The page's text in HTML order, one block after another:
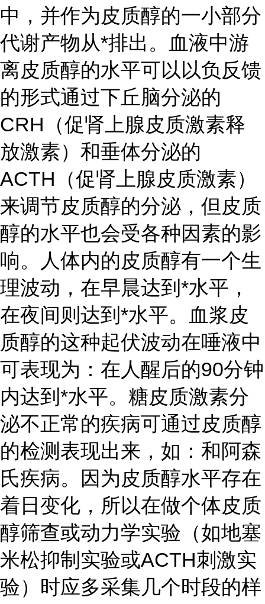
中，并作为皮质醇的一小部分
代谢产物从*排出。血液中游
离皮质醇的水平可以以负反馈
的形式通过下丘脑分泌的
CRH（促肾上腺皮质激素释
放激素）和垂体分泌的
ACTH（促肾上腺皮质激素）
来调节皮质醇的分泌，但皮质
醇的水平也会受各种因素的影
响。人体内的皮质醇有一个生
理波动，在早晨达到*水平，
在夜间则达到*水平。血浆皮
质醇的这种起伏波动在唾液中
可表现为：在人醒后的90分钟
内达到*水平。糖皮质激素分
泌不正常的疾病可通过皮质醇
的检测表现出来，如：和阿森
氏疾病。因为皮质醇水平存在
着日变化，所以在做个体皮质
醇筛查或动力学实验（如地塞
米松抑制实验或ACTH刺激实
验）时应多采集几个时段的样